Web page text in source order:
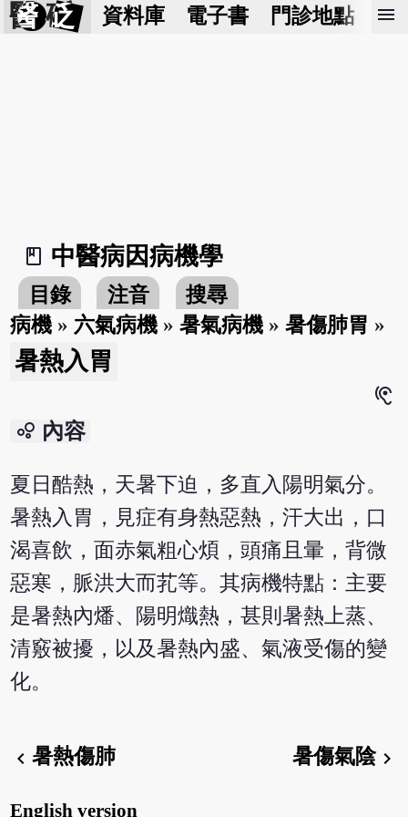
醫 砭 資料庫 電子書 門診地點 預
menu
book_2
中醫病因病機學
目錄 注音
搜尋
病機 » 六氣病機 »暑氣病機 »暑傷肺胃 »
暑熱入胃
hearing
bubble_chart 內容
夏日酷熱，天暑下迫，多直入陽明氣分。
暑熱入胃，見症有身熱惡熱，汗大出，口
渴喜飲，面赤氣粗心煩，頭痛且暈，背微
惡寒，脈洪大而芤等。其病機特點：主要
是暑熱內燔、陽明熾熱，甚則暑熱上蒸、
清竅被擾，以及暑熱內盛、氣液受傷的變
化。
chevron_left暑熱傷肺 暑傷氣陰chevron_right
English version